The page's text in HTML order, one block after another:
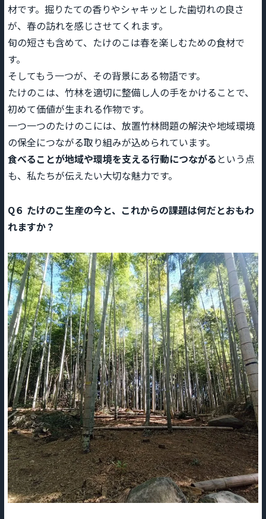
材です。掘りたての香りやシャキッとした歯切れの良さ
が、春の訪れを感じさせてくれます。
旬の短さも含めて、たけのこは春を楽しむための食材で
す。
そしてもう一つが、その背景にある物語です。
たけのこは、竹林を適切に整備し人の手をかけることで、
初めて価値が生まれる作物です。
一つ一つのたけのこには、放置竹林問題の解決や地域環境
の保全につながる取り組みが込められています。
食べることが地域や環境を支える行動につながる という点
も、私たちが伝えたい大切な魅力です。
Q６ たけのこ生産の今と、これからの課題は何だとおもわ
れますか？